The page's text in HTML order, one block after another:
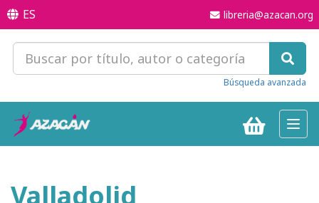
ES libreria@azacan.org
Búsqueda avanzada
Valladolid